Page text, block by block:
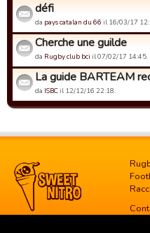
défi
da pays catalan du 66 il 16/03/17
Cherche une guilde
da Rugby club bci il 07/02/17 14:45.
La guide BARTEAM
da ISBCil 12/12/16 22:18.